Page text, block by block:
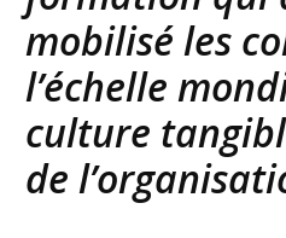
mobilisé les
l’échelle
culture
de